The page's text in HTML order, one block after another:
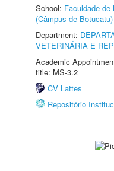
School: Faculdade de
(Câmpus de Botucatu)
Department:
VETERINÁRIA E
Academic
title: MS-3.2
CV Lattes
Repositório